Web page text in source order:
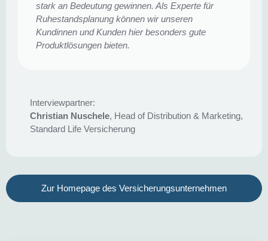
stark an Bedeutung gewinnen. Als Experte für
Ruhestandsplanung können wir unseren
Kundinnen und Kunden hier besonders gute
Produktlösungen bieten.
Interviewpartner:
Christian Nuschele, Head of Distribution & Marketing,
Standard Life Versicherung
Zur Homepage des Versicherungsunternehmen